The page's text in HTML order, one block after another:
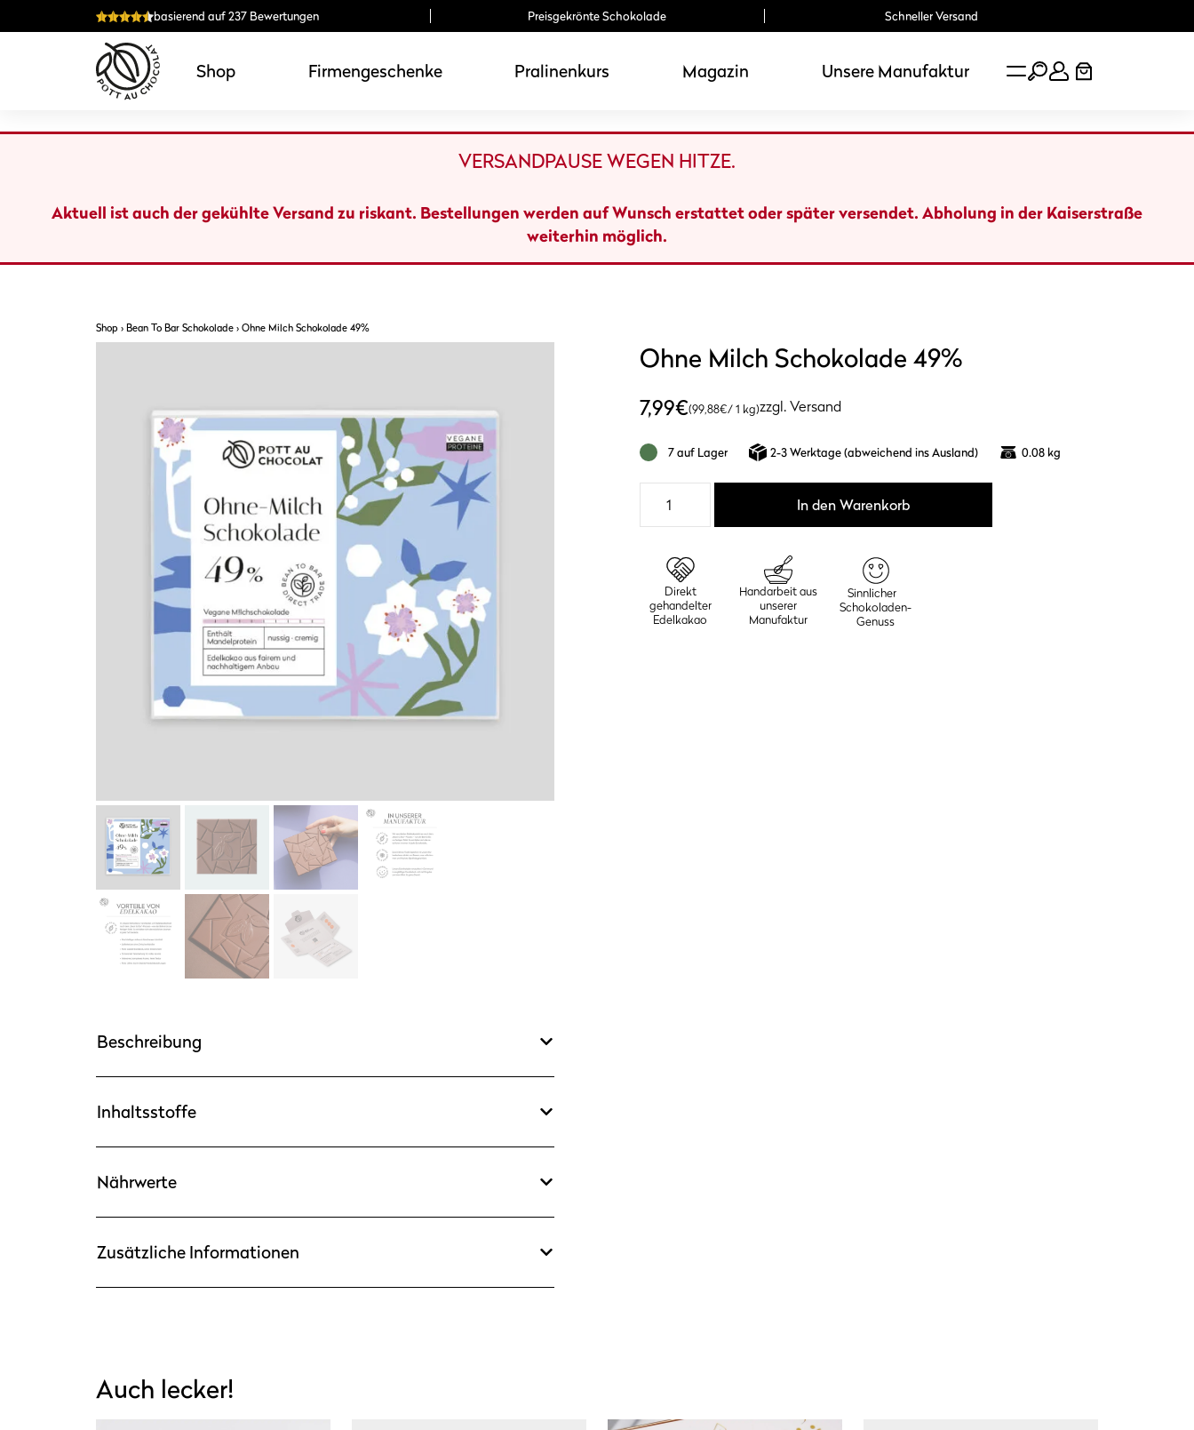
Inhalt
basierend auf 237 Bewertungen Preisgekrönte Schokolade Schneller Versand
Shop Firmengeschenke Pralinenkurs Magazin Unsere Manufaktur
VERSANDPAUSE WEGEN HITZE.
Aktuell ist auch der gekühlte Versand zu riskant. Bestellungen werden auf Wunsch erstattet oder später versendet. Abholung in der Kaiserstraße
weiterhin möglich.
Shop › Bean To Bar Schokolade › Ohne Milch Schokolade 49%
Beschreibung
Inhaltsstoffe
Nährwerte
Zusätzliche Informationen
Ohne Milch Schokolade 49%
7,99€(99,88€/ 1 kg)zzgl. Versand
7 auf Lager 2-3 Werktage (abweichend ins Ausland) 0.08 kg
Milch
Menge
In den Warenkorb
Direkt
gehandelter
Edelkakao
Handarbeit aus
unserer
Manufaktur
Sinnlicher
Schokoladen-
Genuss
Auch lecker!